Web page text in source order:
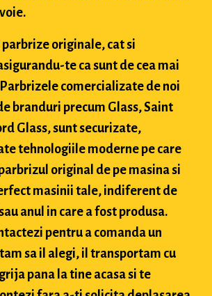
originale, cat si
te ca sunt de cea mai
comercializate de noi
branduri precum Glass, Saint
Glass, sunt securizate,
tehnologiile moderne pe care
original de pe masina si
masinii tale, indiferent de
anul in care a fost produsa.
pentru a comanda un
sa il alegi, il transportam cu
pana la tine acasa si te